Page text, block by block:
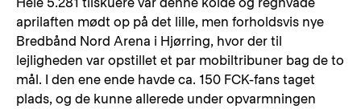
aprilaften mødt op på det lille, men forholdsvis nye
Bredbånd Nord Arena i Hjørring, hvor der til
lejligheden var opstillet et par mobiltribuner bag de to
mål. I den ene ende havde ca. 150 FCK-fans taget
plads, og de kunne allerede under opvarmningen